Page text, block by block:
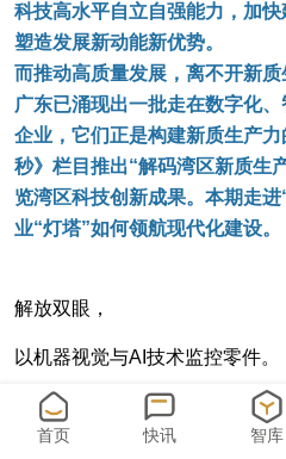
科技高水平自立自强能力，加
塑造发展新动能新优势。
而推动高质量发展，离不开新质
广东已涌现出一批走在数字化
企业，它们正是构建新质生产
秒》栏目推出“解码湾区新质生
览湾区科技创新成果。本期走
业“灯塔”如何领航现代化建设。
解放双眼，
以机器视觉与AI技术监控零件。
解放双手，
首页 快讯 智库